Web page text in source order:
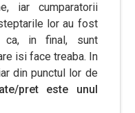
iar cumparatorii
lor au fost
ca, in final, sunt
isi face treaba. In
din punctul lor de
pret este unul